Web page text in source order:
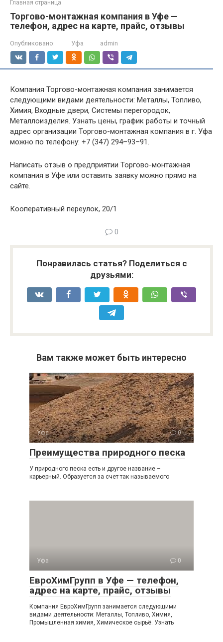
Главная страница
Торгово-монтажная компания в Уфе —
телефон, адрес на карте, прайс, отзывы
Опубликовано: Уфа admin
Компания Торгово-монтажная компания занимается
следующими видами деятельности: Металлы, Топливо,
Химия, Входные двери, Системы перегородок,
Металлоизделия. Узнать цены, график работы и точный
адрес организации Торгово-монтажная компания в г. Уфа
можно по телефону: +7 (347) 294–93–91.
Написать отзыв о предприятии Торгово-монтажная
компания в Уфе или оставить заявку можно прямо на
сайте.
Кооперативный переулок, 20/1
0
Понравилась статья? Поделиться с
друзьями:
Вам также может быть интересно
Уфа 0
Преимущества природного песка
У природного песка есть и другое название –
карьерный. Образуется за счет так называемого
Уфа 0
ЕвроХимГрупп в Уфе — телефон,
адрес на карте, прайс, отзывы
Компания ЕвроХимГрупп занимается следующими
видами деятельности: Металлы, Топливо, Химия,
Промышленная химия, Химическое сырьё. Узнать